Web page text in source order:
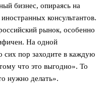
бизнес, опираясь на
консультантов.
рынок, особенно
На одной
пор заходите в каждую
что это выгодно». То
нужно делать».